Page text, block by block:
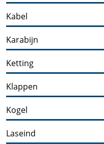
Kabel
Karabijn
Ketting
Klappen
Kogel
Laseind